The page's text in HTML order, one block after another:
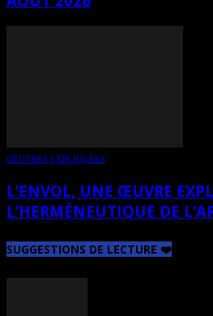
OEUVRES EXPLIQUÉES
L’ENVOL, UNE ŒUVRE
L’HERMÉNEUTIQUE DE
SUGGESTIONS DE LECTURE ❤️